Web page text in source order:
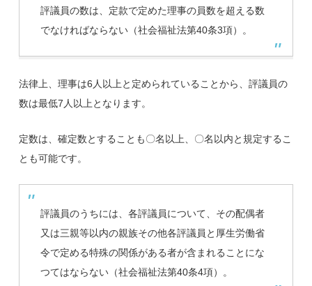
評議員の数は、定款で定めた理事の員数を超える数
でなければならない（社会福祉法第40条3項）。
法律上、理事は6人以上と定められていることから、評議員の
数は最低7人以上となります。
定数は、確定数とすることも〇名以上、〇名以内と規定するこ
とも可能です。
評議員のうちには、各評議員について、その配偶者
又は三親等以内の親族その他各評議員と厚生労働省
令で定める特殊の関係がある者が含まれることにな
つてはならない（社会福祉法第40条4項）。